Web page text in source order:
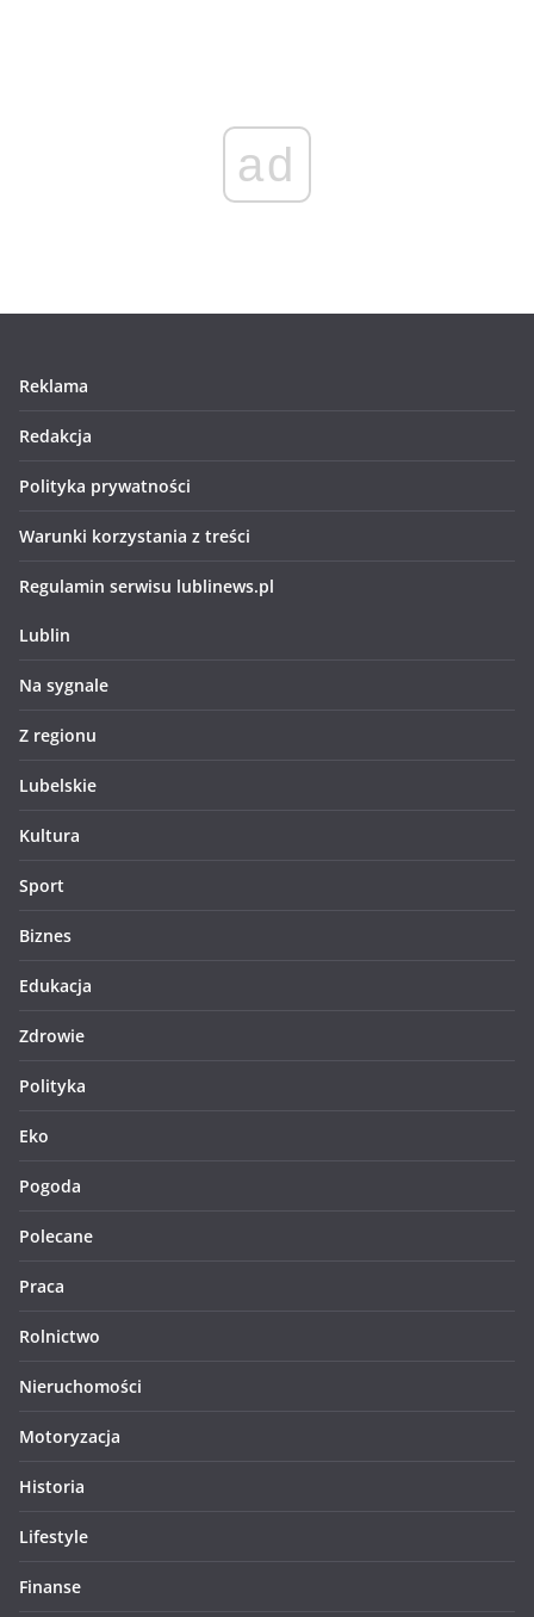
ad
Reklama
Redakcja
Polityka prywatności
Warunki korzystania z treści
Regulamin serwisu lublinews.pl
Lublin
Na sygnale
Z regionu
Lubelskie
Kultura
Sport
Biznes
Edukacja
Zdrowie
Polityka
Eko
Pogoda
Polecane
Praca
Rolnictwo
Nieruchomości
Motoryzacja
Historia
Lifestyle
Finanse